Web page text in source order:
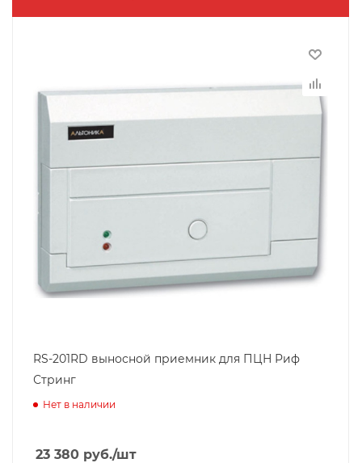
RS-201RD выносной приемник для ПЦН Риф
Стринг
Нет в наличии
23 380 руб./шт